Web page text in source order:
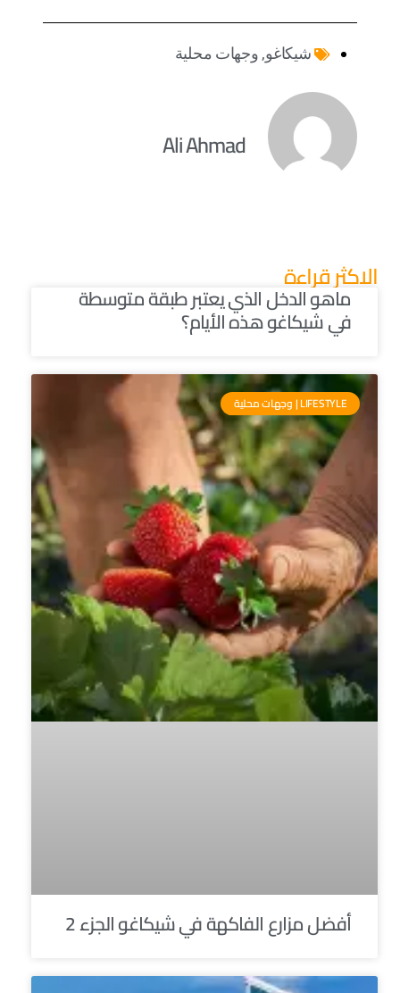
شيكاغو, وجهات محلية
Ali Ahmad
الاكثر قراءة
ماهو الدخل الذي يعتبر طبقة متوسطة
في شيكاغو هذه الأيام؟
LIFESTYLE | وجهات محلية
أفضل مزارع الفاكهة في شيكاغو الجزء 2